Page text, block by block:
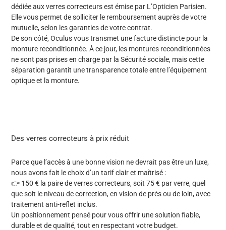
dédiée aux verres correcteursest émise par L’Opticien Parisien.
Elle vous permet de solliciter le remboursement auprès de votre
mutuelle, selon les garanties de votre contrat.
De son côté, Oculus vous transmet unefacture distincte pour la
monture reconditionnée. À ce jour, les montures reconditionnées
ne sont pas prises en charge par la Sécurité sociale, mais cette
séparation garantit une transparence totale entre l’équipement
optique et la monture.
Des verres correcteurs à prix réduit
Parce que l’accès à une bonne vision ne devrait pas être un luxe,
nous avons fait le choix d’un tarif clair et maîtrisé :
👉 150 € la paire de verres correcteurs, soit 75 € par verre, quel
que soit le niveau de correction, en vision de près ou de loin, avec
traitement anti-reflet inclus.
Un positionnement pensé pour vous offrir une solution fiable,
durable et de qualité, tout en respectant votre budget.